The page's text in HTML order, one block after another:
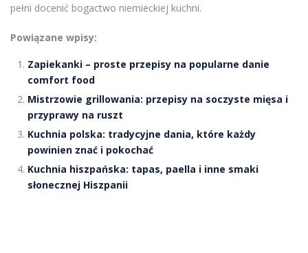
pełni docenić bogactwo niemieckiej kuchni.
Powiązane wpisy:
Zapiekanki – proste przepisy na popularne danie
comfort food
Mistrzowie grillowania: przepisy na soczyste mięsa i
przyprawy na ruszt
Kuchnia polska: tradycyjne dania, które każdy
powinien znać i pokochać
Kuchnia hiszpańska: tapas, paella i inne smaki
słonecznej Hiszpanii